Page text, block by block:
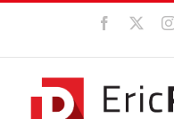
contenu
Facebook